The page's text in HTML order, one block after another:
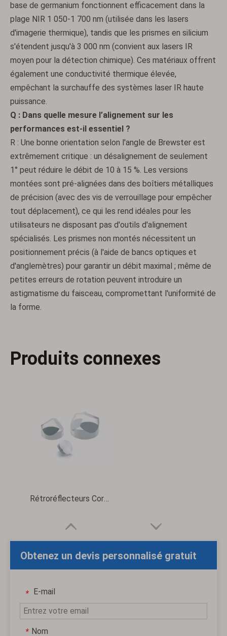
base de germanium fonctionnent efficacement dans la
plage NIR 1 050-1 700 nm (utilisée dans les lasers
d'imagerie thermique), tandis que les prismes en silicium
s'étendent jusqu'à 3 000 nm (convient aux lasers IR
moyen pour la détection chimique). Ces matériaux offrent
également une conductivité thermique élevée,
empêchant la surchauffe des systèmes laser IR haute
puissance.
Q : Dans quelle mesure l’alignement sur les
performances est-il essentiel ?
R : Une bonne orientation selon l'angle de Brewster est
extrêmement critique : un désalignement de seulement
1° peut réduire le débit de 10 à 15 %. Les versions
montées sont pré-alignées dans des boîtiers métalliques
de précision (avec des vis de verrouillage pour empêcher
tout déplacement), ce qui les rend idéales pour les
utilisateurs ne disposant pas d'outils d'alignement
spécialisés. Les prismes non montés nécessitent un
positionnement précis (à l'aide de bancs optiques et
d'anglemètres) pour garantir un débit maximal ; même de
petites erreurs de rotation peuvent introduire un
astigmatisme du faisceau, compromettant l'uniformité de
la forme.
Produits connexes
Prismes Powell Prismes Penta
Séparateur de faisceau polarisant laser Tiges d'homogénéisation
Rétroréflecteurs Corner Cube
Obtenez un devis personnalisé gratuit
* E-mail
* Nom